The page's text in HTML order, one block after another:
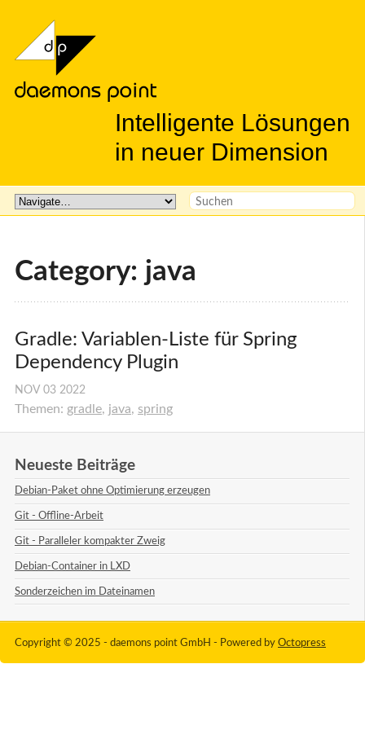
Intelligente Lösungen
in neuer Dimension
Category: java
Gradle: Variablen-Liste für Spring
Dependency Plugin
NOV 03 2022
Themen: gradle, java, spring
Neueste Beiträge
Debian-Paket ohne Optimierung erzeugen
Git - Offline-Arbeit
Git - Paralleler kompakter Zweig
Debian-Container in LXD
Sonderzeichen im Dateinamen
Copyright © 2025 - daemons point GmbH - Powered by Octopress